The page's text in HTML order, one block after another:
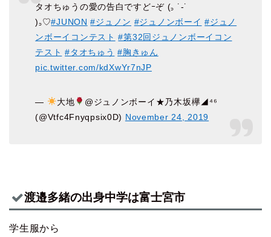
タオちゅうの愛の告白ですどｰぞ (꜆ ˙-˙
)꜆♡#JUNON #ジュノン #ジュノンボーイ #ジュノ
ンボーイコンテスト #第32回ジュノンボーイコン
テスト #タオちゅう #胸きゅん
pic.twitter.com/kdXwYr7nJP
— 大地
@ジュノンボーイ★乃木坂欅◢⁴⁶
(@Vtfc4Fnyqpsix0D) November 24, 2019
渡邉多緒の出身中学は富士宮市
学生服から